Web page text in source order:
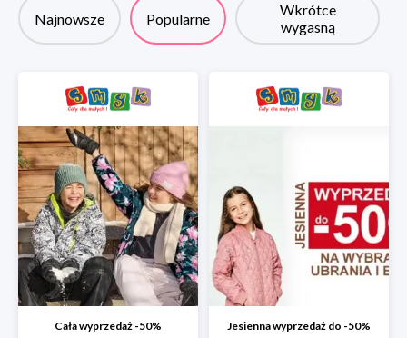
Najnowsze Popularne
Wkrótce
wygasną
Cała wyprzedaż -50% Jesienna wyprzedaż do -50%